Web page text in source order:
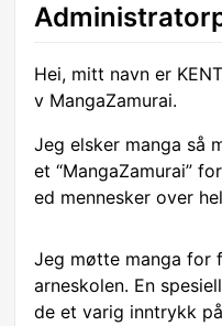
Hei, mitt navn er
v MangaZamurai.
Jeg elsker manga så
et “MangaZamurai”
ed mennesker over
Jeg møtte manga for
arneskolen. En
de et varig inntrykk